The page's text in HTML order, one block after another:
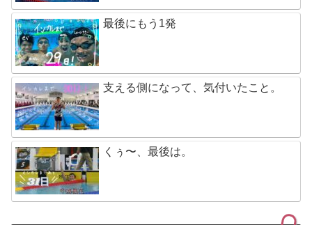
最後にもう1発
支える側になって、気付いたこと。
くぅ〜、最後は。